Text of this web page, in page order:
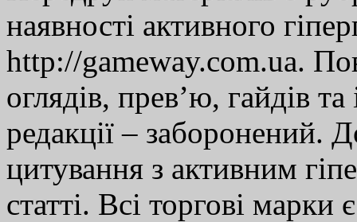
наявності активного
http://gameway.com.ua.
оглядів, прев’ю, гайдів
редакції – заборонений.
цитування з активним
статті. Всі торгові марки